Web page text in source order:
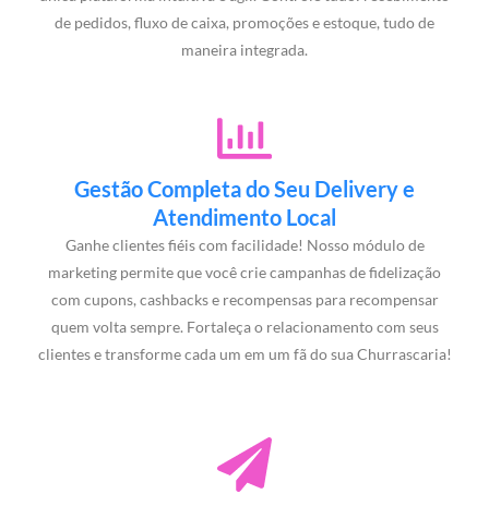
de pedidos, fluxo de caixa, promoções e estoque, tudo de
maneira integrada.
Gestão Completa do Seu Delivery e
Atendimento Local
Ganhe clientes fiéis com facilidade! Nosso módulo de
marketing permite que você crie campanhas de fidelização
com cupons, cashbacks e recompensas para recompensar
quem volta sempre. Fortaleça o relacionamento com seus
clientes e transforme cada um em um fã do sua Churrascaria!